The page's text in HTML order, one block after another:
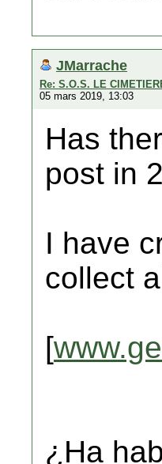
JMarrache
Re: S.O.S. LE
05 mars 2019, 13:03
Has
post in
I have
collect
[
¿Ha